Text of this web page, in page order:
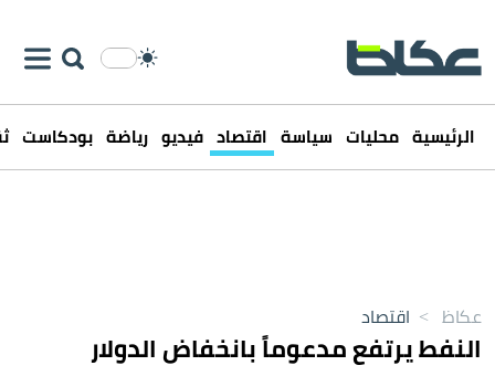
الرئيسية محليات سياسة اقتصاد فيديو رياضة بودكاست
عكاظ > اقتصاد
النفط يرتفع مدعوماً بانخفاض الدولار